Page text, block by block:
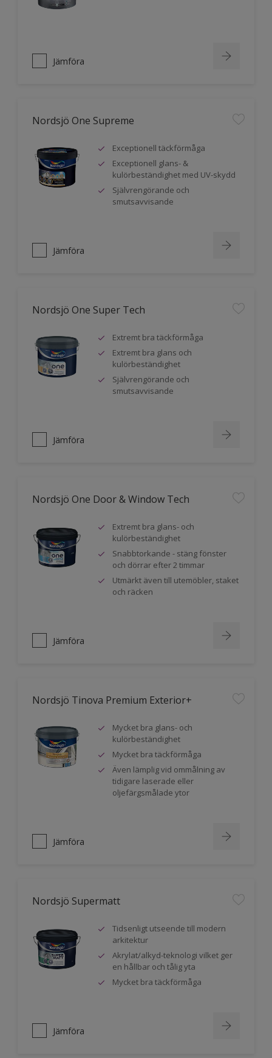
Jämföra
Nordsjö One Supreme
Exceptionell täckförmåga
Exceptionell glans- &
kulörbeständighet med UV-skydd
Självrengörande och
smutsavvisande
Jämföra
Nordsjö One Super Tech
Extremt bra täckförmåga
Extremt bra glans och
kulörbeständighet
Självrengörande och
smutsavvisande
Jämföra
Nordsjö One Door & Window Tech
Extremt bra glans- och
kulörbeständighet
Snabbtorkande - stäng fönster
och dörrar efter 2 timmar
Utmärkt även till utemöbler, staket
och räcken
Jämföra
Nordsjö Tinova Premium Exterior+
Mycket bra glans- och
kulörbeständighet
Mycket bra täckförmåga
Även lämplig vid ommålning av
tidigare laserade eller
oljefärgsmålade ytor
Jämföra
Nordsjö Supermatt
Tidsenligt utseende till modern
arkitektur
Akrylat/alkyd-teknologi vilket ger
en hållbar och tålig yta
Mycket bra täckförmåga
Jämföra